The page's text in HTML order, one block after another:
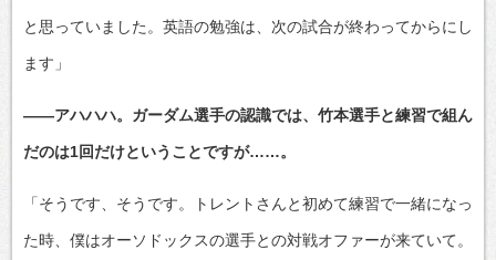
と思っていました。英語の勉強は、次の試合が終わってからにし
ます」
――アハハハ。ガーダム選手の認識では、竹本選手と練習で組ん
だのは1回だけということですが……。
「そうです、そうです。トレントさんと初めて練習で一緒になっ
た時、僕はオーソドックスの選手との対戦オファーが来ていて。